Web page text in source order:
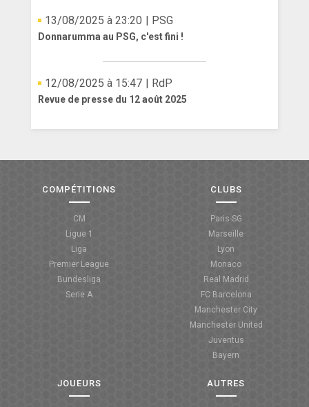
13/08/2025 à 23:20 | PSG
Donnarumma au PSG, c'est fini !
12/08/2025 à 15:47 | RdP
Revue de presse du 12 août 2025
COMPÉTITIONS
CM
Ligue 1
Liga
Premier League
Bundesliga
Serie A
CLUBS
Paris-SG
Marseille
Lyon
Monaco
Real Madrid
FC Barcelona
Manchester City
Manchester United
Juventus
Bayern
JOUEURS AUTRES